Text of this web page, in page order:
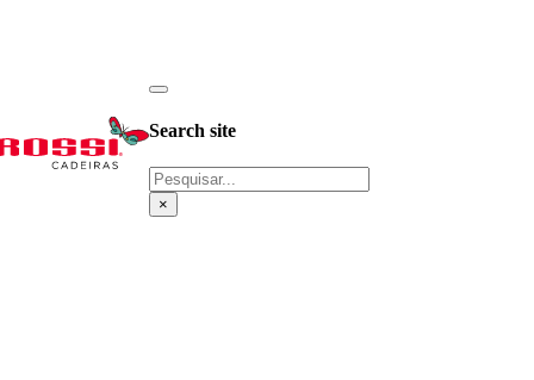
Search site
Pesquisar
×